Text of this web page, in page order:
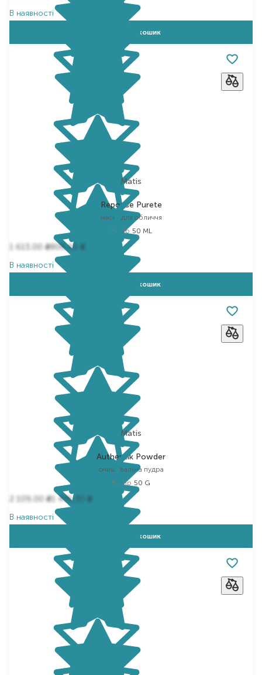
В наявності
Додати в кошик
Matis
Reponse Purete
маска для обличчя
Вибір 50 ML
1 613,00₴806,50
₴
В наявності
Додати в кошик
Matis
Authentik Powder
очищувальна пудра
Вибір 50 G
2 109,00₴1 476,30
₴
В наявності
Додати в кошик